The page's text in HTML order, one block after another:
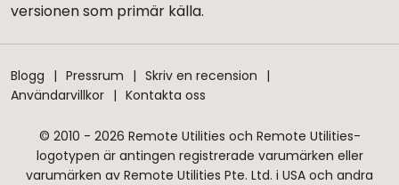
versionen som primär källa.
Blogg Pressrum
Skriv en recension
Användarvillkor
Kontakta oss
© 2010 - 2026 Remote Utilities och Remote Utilities-
logotypen är antingen registrerade varumärken eller
varumärken av Remote Utilities Pte. Ltd. i USA och andra